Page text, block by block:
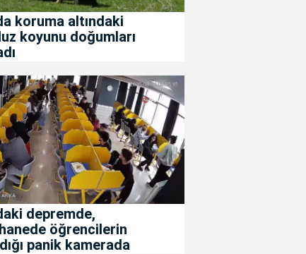
koruma altındaki
koyunu doğumları
depremde,
öğrencilerin
panik kamerada